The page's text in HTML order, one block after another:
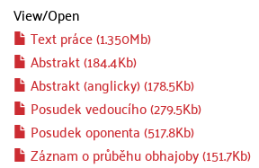
View/Open
Text práce (1.350Mb)
Abstrakt (184.4Kb)
Abstrakt (anglicky) (178.5Kb)
Posudek vedoucího (279.5Kb)
Posudek oponenta (517.8Kb)
Záznam o průběhu obhajoby (151.7Kb)